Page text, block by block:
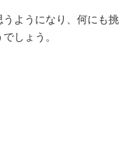
うようになり、何にも挑
しょう。